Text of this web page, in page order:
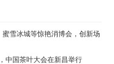
雪冰城等惊艳消博会，创新场
中国茶叶大会在新昌举行